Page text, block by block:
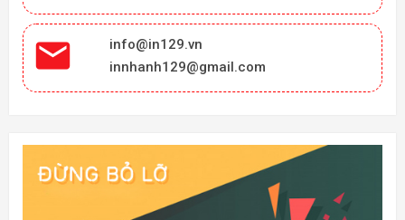

info@in129.vn
innhanh129@gmail.com